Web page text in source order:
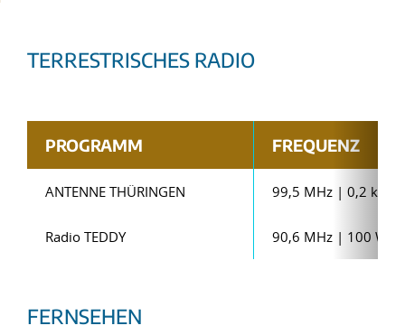
TERRESTRISCHES RADIO
PROGRAMM FREQUENZ
ANTENNE THÜRINGEN 99,5 MHz | 0,2 kW
Radio TEDDY 90,6 MHz | 100 W
FERNSEHEN